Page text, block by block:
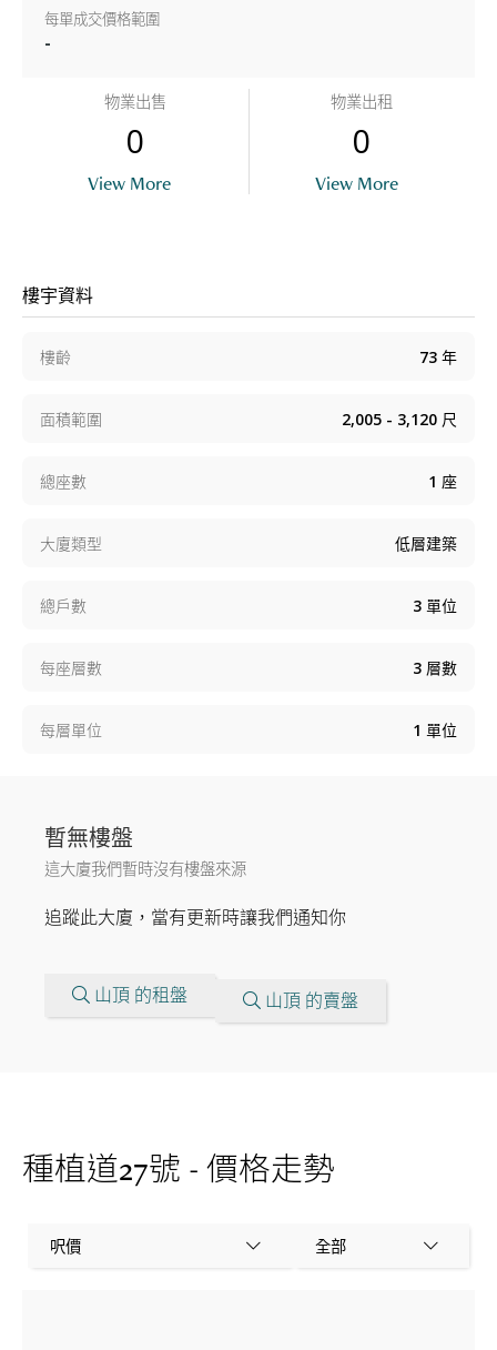
每單成交價格範圍
-
物業出售
0
View More
物業出租
0
View More
樓宇資料
樓齡 73 年
面積範圍 2,005 - 3,120 尺
總座數 1 座
大廈類型 低層建築
總戶數 3 單位
每座層數 3 層數
每層單位 1 單位
暫無樓盤
這大廈我們暫時沒有樓盤來源
追蹤此大廈，當有更新時讓我們通知你
山頂 的租盤 山頂 的賣盤
種植道27號 - 價格走勢
呎價 全部